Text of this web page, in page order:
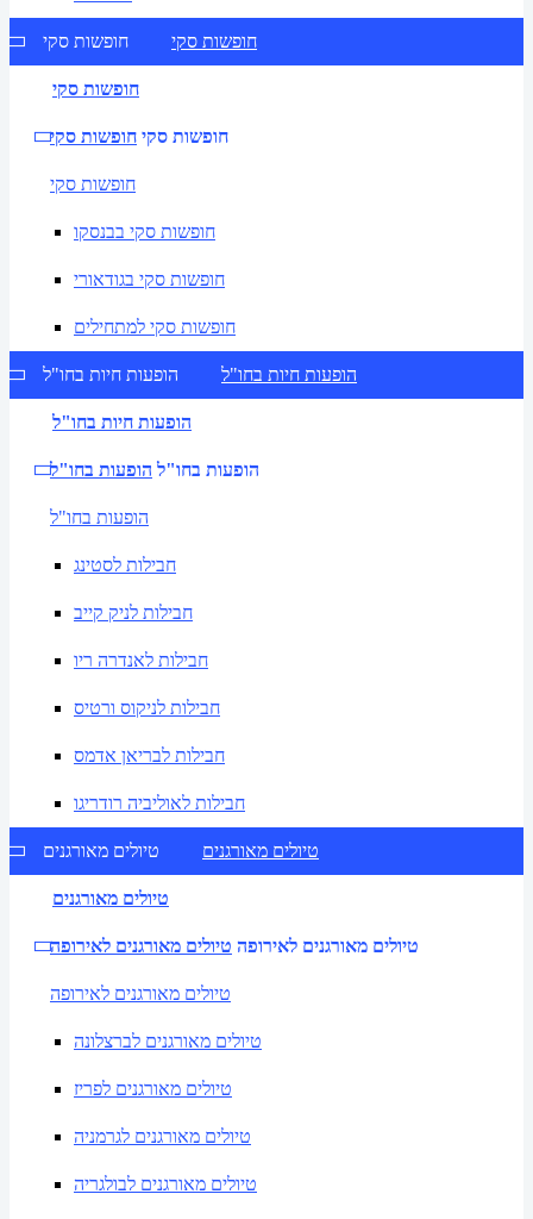
חופשות סקי חופשות סקי
חופשות סקי
חופשות סקי חופשות סקי
חופשות סקי
חופשות סקי בבנסקו
חופשות סקי בגודאורי
חופשות סקי למתחילים
הופעות חיות בחו"ל הופעות חיות בחו"ל
הופעות חיות בחו"ל
הופעות בחו"ל הופעות בחו"ל
הופעות בחו"ל
חבילות לסטינג
חבילות לניק קייב
חבילות לאנדרה ריו
חבילות לניקוס ורטיס
חבילות לבריאן אדמס
חבילות לאוליביה רודריגו
טיולים מאורגנים טיולים מאורגנים
טיולים מאורגנים
טיולים מאורגנים לאירופה טיולים מאורגנים לאירופה
טיולים מאורגנים לאירופה
טיולים מאורגנים לברצלונה
טיולים מאורגנים לפריז
טיולים מאורגנים לגרמניה
טיולים מאורגנים לבולגריה